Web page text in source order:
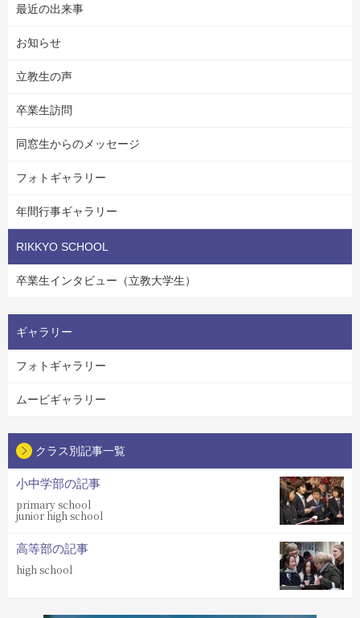
最近の出来事
お知らせ
立教生の声
卒業生訪問
同窓生からのメッセージ
フォトギャラリー
年間行事ギャラリー
RIKKYO SCHOOL
卒業生インタビュー（立教大学生）
ギャラリー
フォトギャラリー
ムービギャラリー
クラス別記事一覧
小中学部の記事
primary school
junior high school
高等部の記事
high school